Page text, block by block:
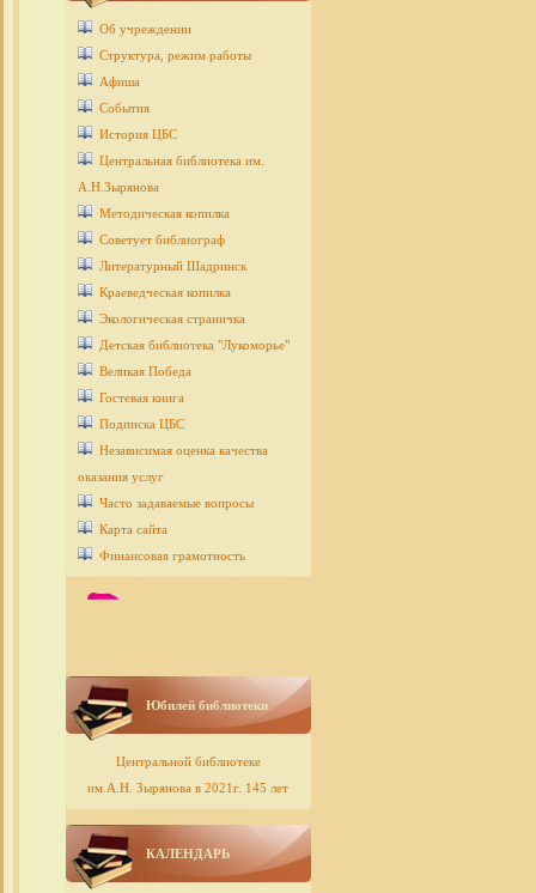
Об учреждении
Структура, режим работы
Афиша
События
История ЦБС
Центральная библиотека им.
А.Н.Зырянова
Методическая копилка
Советует библиограф
Литературный Шадринск
Краеведческая копилка
Экологическая страничка
Детcкая библиотека "Лукоморье"
Великая Победа
Гостевая книга
Подписка ЦБС
Независимая оценка качества
оказания услуг
Часто задаваемые вопросы
Карта сайта
Финансовая грамотность
Юбилей библиотеки
Центральной библиотеке
им.А.Н. Зырянова в 2021г. 145 лет
КАЛЕНДАРЬ